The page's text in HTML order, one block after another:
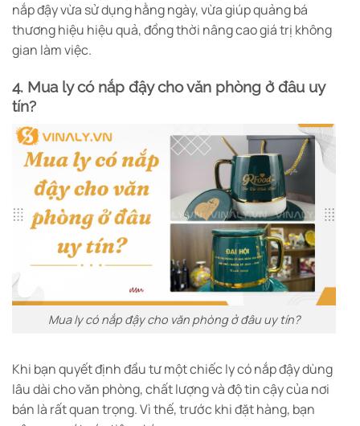
nắp đậy vừa sử dụng hằng ngày, vừa giúp quảng bá
thương hiệu hiệu quả, đồng thời nâng cao giá trị không
gian làm việc.
4. Mua ly có nắp đậy cho văn phòng ở đâu uy
tín?
Mua ly có nắp đậy cho văn phòng ở đâu uy tín?
Khi bạn quyết định đầu tư một chiếc ly có nắp đậy dùng
lâu dài cho văn phòng, chất lượng và độ tin cậy của nơi
bán là rất quan trọng. Vì thế, trước khi đặt hàng, bạn